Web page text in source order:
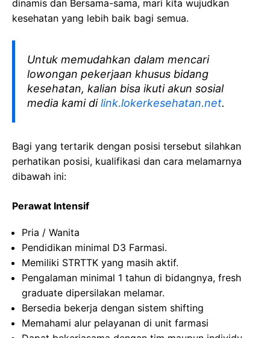
dinamis dan Bersama-sama, mari kita wujudkan
kesehatan yang lebih baik bagi semua.
Untuk memudahkan dalam mencari
lowongan pekerjaan khusus bidang
kesehatan, kalian bisa ikuti akun sosial
media kami dilink.lokerkesehatan.net.
Bagi yang tertarik dengan posisi tersebut silahkan
perhatikan posisi, kualifikasi dan cara melamarnya
dibawah ini:
Perawat Intensif
Pria / Wanita
Pendidikan minimal D3 Farmasi.
Memiliki STRTTK yang masih aktif.
Pengalaman minimal 1 tahun di bidangnya, fresh
graduate dipersilakan melamar.
Bersedia bekerja dengan sistem shifting
Memahami alur pelayanan di unit farmasi